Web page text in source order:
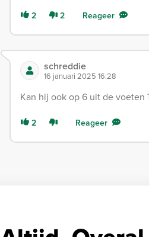
2 2 Reageer
schreddie
16 januari 2025 16:28
Kan hij ook op 6 uit de voeten
2 Reageer